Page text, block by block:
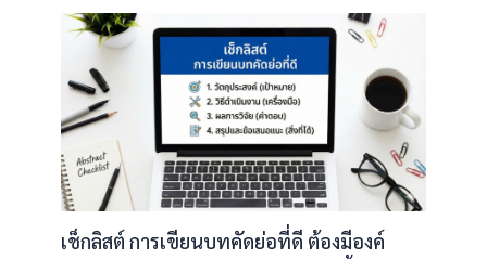
เช็กลิสต์ การเขียนบทคัดย่อที่ดี ต้องมีองค์